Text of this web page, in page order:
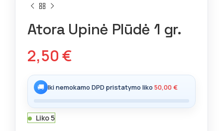
Atora Upinė Plūdė 1 gr.
2,50€
🚚 Iki nemokamo DPD pristatymo liko 50,00€
Liko 5